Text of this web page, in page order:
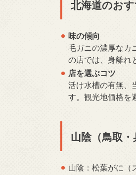
北海道のおす
味の傾向
毛ガニの濃厚なカ
の店では、身離れ
店を選ぶコツ
活け水槽の有無、
す。観光地価格を
山陰（鳥取
山陰：松葉がに（